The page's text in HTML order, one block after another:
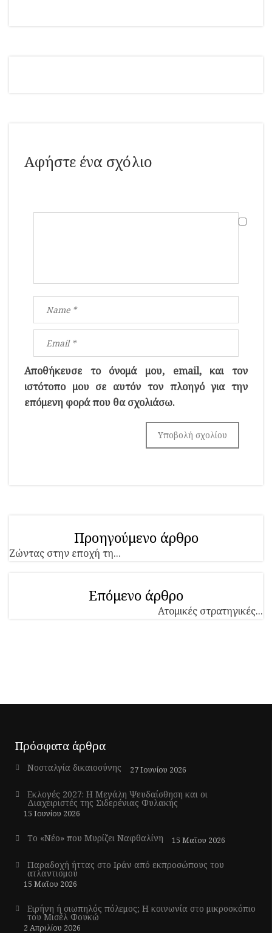
Αφήστε ένα σχόλιο
Αποθήκευσε το όνομά μου, email, και τον
ιστότοπο μου σε αυτόν τον πλοηγό για την
επόμενη φορά που θα σχολιάσω.
Προηγούμενο άρθρο
Ζώντας στην εποχή τη...
Επόμενο άρθρο
Ατομικές στρατηγικές...
Πρόσφατα άρθρα
Νοσταλγία δικαιοσύνης 27 Ιουνίου 2026
Εκλογές 2027: Η Μεγάλη Ψευδαίσθηση και οι
Διαχειριστές της Σιδερένιας Φυλακής
15 Ιουνίου 2026
Το «Νέο» που Μυρίζει Ναφθαλίνη 15 Μαΐου 2026
Παραδοχή ήττας στο Ιράν από εκπροσώπους του
ατλαντισμού
15 Μαΐου 2026
Ειρήνη ή σιωπηλός πόλεμος; Η κοινωνία στο μικροσκόπιο
του Μισέλ Φουκώ
2 Απριλίου 2026